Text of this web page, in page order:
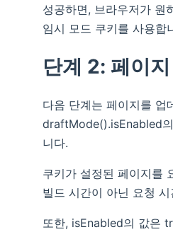
성공하면, 브라우저가 원
임시 모드 쿠키를 사용합
단계 2: 페이
다음 단계는 페이지를 업
draftMode().isEnabled
니다.
쿠키가 설정된 페이지를
빌드 시간이 아닌 요청
또한, isEnabled의 값은